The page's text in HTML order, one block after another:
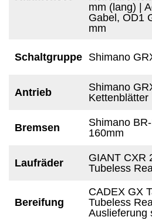
mm (lang) |
Gabel, OD1
mm
Schaltgruppe Shimano
Antrieb
Shimano
Kettenblätter
Bremsen
Shimano
160mm
Laufräder
GIANT CXR
Tubeless
Bereifung
CADEX GX
Tubeless
Auslieferung